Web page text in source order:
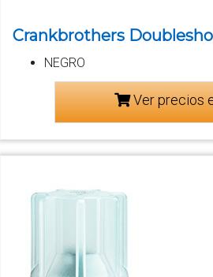
Crankbrothers
NEGRO
Ver precios